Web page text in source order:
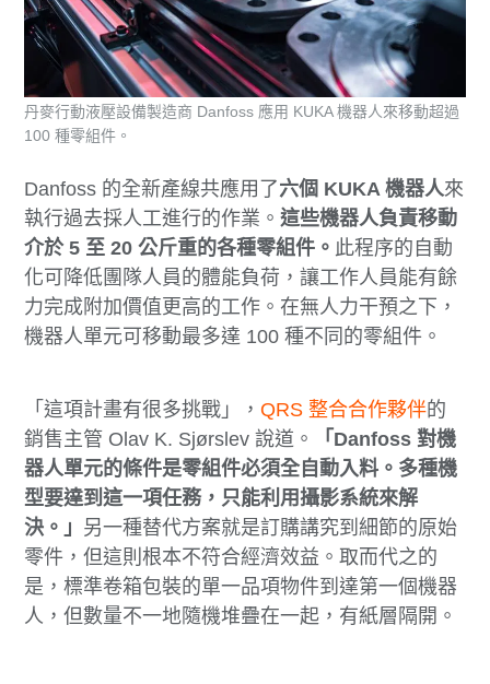
Danfoss 的全新產線共應用了六個 KUKA 機器人來
執行過去採人工進行的作業。這些機器人負責移動
介於 5 至 20 公斤重的各種零組件。 此程序的自動
化可降低團隊人員的體能負荷，讓工作人員能有餘
力完成附加價值更高的工作。在無人力干預之下，
機器人單元可移動最多達 100 種不同的零組件。
丹麥行動液壓設備製造商 Danfoss 應用 KUKA 機器人來移動超過
100 種零組件。
「這項計畫有很多挑戰」，QRS 整合合作夥伴的
銷售主管 Olav K. Sjørslev 說道。
「Danfoss 對機
器人單元的條件是零組件必須全自動入料。多種機
型要達到這一項任務，只能利用攝影系統來解
決。」 另一種替代方案就是訂購講究到細節的原始
零件，但這則根本不符合經濟效益。取而代之的
是，標準卷箱包裝的單一品項物件到達第一個機器
人，但數量不一地隨機堆疊在一起，有紙層隔開。